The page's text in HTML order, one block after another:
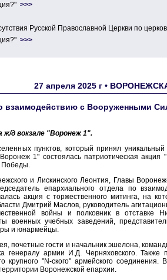
>>>
Русской Православной Церкви по
>>>
27 апреля 2025 г •
взаимодействию с Вооруженными
д вокзале "Воронеж 1".
пунктов, который принял уникальный
1" состоялась патриотическая акция
Победы.
и Лискинского Леонтия, Главы
епархиального отдела по
акция с торжественного митинга, на
Дмитрий Маслов, руководитель
войны и полковник в отставке
военных учебных заведений,
и юнармейцы.
почетные гости и начальник эшелона,
генералу армии И.Д. Черняховского. Также
крупного "N-ского" армейского соединения.
Воронежской епархии.